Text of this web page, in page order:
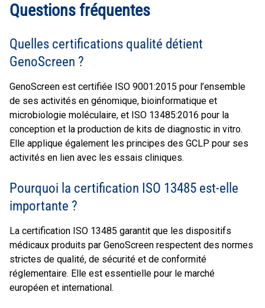
Questions fréquentes
Quelles certifications qualité détient
GenoScreen ?
GenoScreen est certifiée ISO 9001:2015 pour l’ensemble
de ses activités en génomique, bioinformatique et
microbiologie moléculaire, et ISO 13485:2016 pour la
conception et la production de kits de diagnostic in vitro.
Elle applique également les principes des GCLP pour ses
activités en lien avec les essais cliniques.
Pourquoi la certification ISO 13485 est-elle
importante ?
La certification ISO 13485 garantit que les dispositifs
médicaux produits par GenoScreen respectent des normes
strictes de qualité, de sécurité et de conformité
réglementaire. Elle est essentielle pour le marché
européen et international.